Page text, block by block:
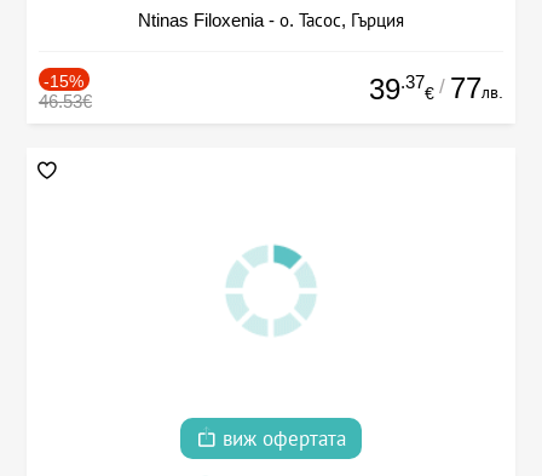
Ntinas Filoxenia - о. Тасос, Гърция
-15%
46.53€ 39.37
€ / 77лв.
виж офертата